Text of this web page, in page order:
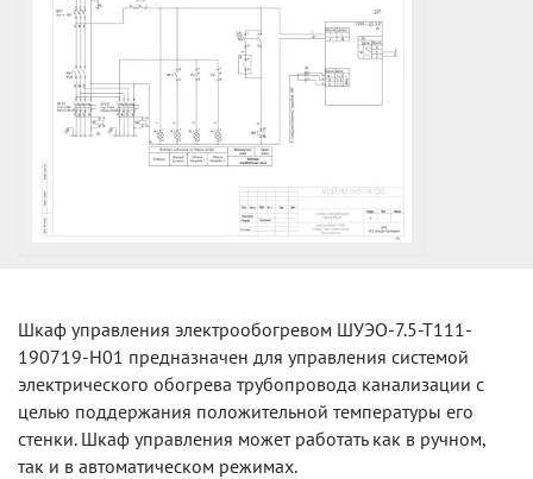
Шкаф управления электрообогревом ШУЭО-7.5-Т111-
190719-Н01 предназначен для управления системой
электрического обогрева трубопровода канализации с
целью поддержания положительной температуры его
стенки. Шкаф управления может работать как в ручном,
так и в автоматическом режимах.